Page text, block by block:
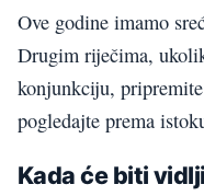
Ove godine imamo
Drugim riječima,
konjunkciju,
pogledajte prema
Kada će biti